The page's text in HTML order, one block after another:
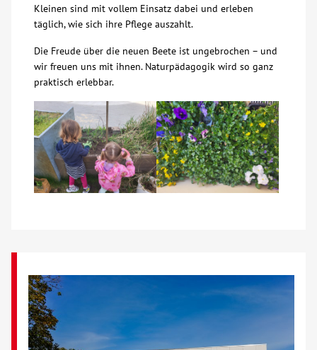
Mitmachen
Karriere
Ausbildung
Glossar
Suche
Kleinen sind mit vollem Einsatz dabei und erleben
täglich, wie sich ihre Pflege auszahlt.
Die Freude über die neuen Beete ist ungebrochen – und
wir freuen uns mit ihnen. Naturpädagogik wird so ganz
praktisch erlebbar.